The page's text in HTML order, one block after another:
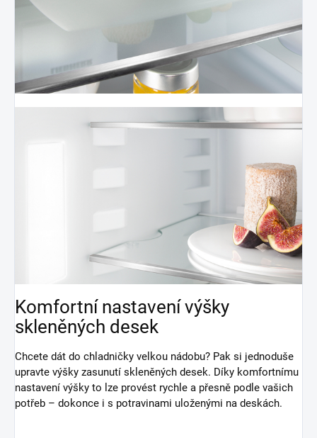
Komfortní nastavení výšky
skleněných desek
Chcete dát do chladničky velkou nádobu? Pak si jednoduše
upravte výšky zasunutí skleněných desek. Díky komfortnímu
nastavení výšky to lze provést rychle a přesně podle vašich
potřeb – dokonce i s potravinami uloženými na deskách.